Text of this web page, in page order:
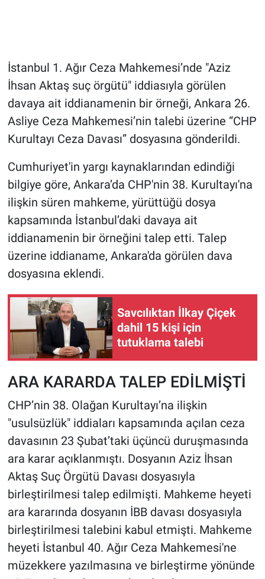
İstanbul 1. Ağır Ceza Mahkemesi’nde "Aziz
İhsan Aktaş suç örgütü" iddiasıyla görülen
davaya ait iddianamenin bir örneği, Ankara 26.
Asliye Ceza Mahkemesi’nin talebi üzerine “CHP
Kurultayı Ceza Davası” dosyasına gönderildi.
Cumhuriyet'in yargı kaynaklarından edindiği
bilgiye göre, Ankara’da CHP'nin 38. Kurultayı'na
ilişkin süren mahkeme, yürüttüğü dosya
kapsamında İstanbul’daki davaya ait
iddianamenin bir örneğini talep etti. Talep
üzerine iddianame, Ankara'da görülen dava
dosyasına eklendi.
Savcılıktan İlkay Çiçek
dahil 15 kişi için
tutuklama talebi
ARA KARARDA TALEP EDİLMİŞTİ
CHP’nin 38. Olağan Kurultayı’na ilişkin
"usulsüzlük" iddiaları kapsamında açılan ceza
davasının 23 Şubat’taki üçüncü duruşmasında
ara karar açıklanmıştı. Dosyanın Aziz İhsan
Aktaş Suç Örgütü Davası dosyasıyla
birleştirilmesi talep edilmişti. Mahkeme heyeti
ara kararında dosyanın İBB davası dosyasıyla
birleştirilmesi talebini kabul etmişti. Mahkeme
heyeti İstanbul 40. Ağır Ceza Mahkemesi'ne
müzekkere yazılmasına ve birleştirme yönünde